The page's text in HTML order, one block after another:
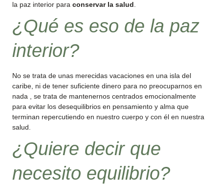
la paz interior para conservar la salud
¿Qué es eso de la paz
interior?
No se trata de unas merecidas vacaciones en una isla del
caribe, ni de tener suficiente dinero para no preocuparnos en
nada , se trata de mantenernos centrados emocionalmente
para evitar los desequilibrios en pensamiento y alma que
terminan repercutiendo en nuestro cuerpo y con él en nuestra
salud.
¿Quiere decir que
necesito equilibrio?